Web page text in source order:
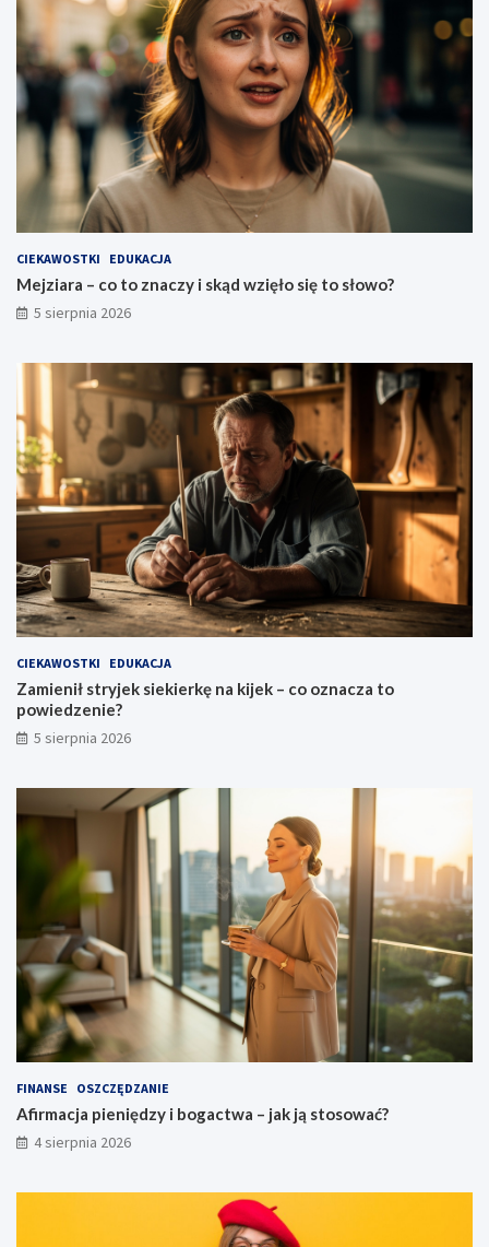
CIEKAWOSTKI EDUKACJA
Mejziara – co to znaczy i skąd wzięło się to słowo?
5 sierpnia 2026
CIEKAWOSTKI EDUKACJA
Zamienił stryjek siekierkę na kijek – co oznacza to
powiedzenie?
5 sierpnia 2026
FINANSE OSZCZĘDZANIE
Afirmacja pieniędzy i bogactwa – jak ją stosować?
4 sierpnia 2026